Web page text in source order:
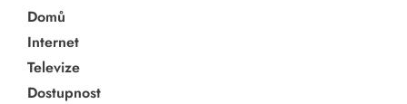
Domů
Internet
Televize
Dostupnost